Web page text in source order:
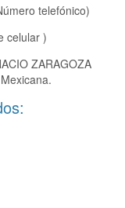
telefónico)
celular )
ZARAGOZA